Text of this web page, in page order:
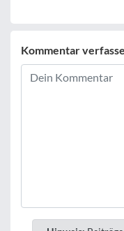
Kommentar